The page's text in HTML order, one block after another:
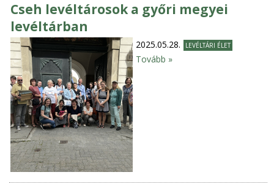
Cseh levéltárosok a győri megyei
levéltárban
2025.05.28. LEVÉLTÁRI ÉLET
Tovább »